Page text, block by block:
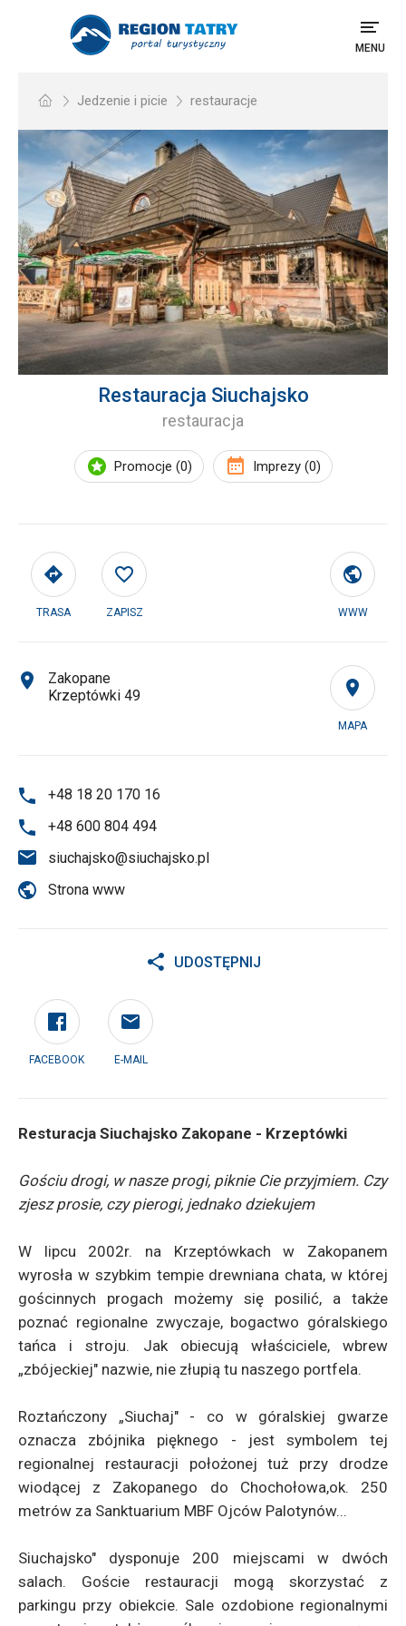
MENU
Jedzenie i picie restauracje
Restauracja Siuchajsko
restauracja
Promocje (0) Imprezy (0)
TRASA ZAPISZ WWW
MAPA
Zakopane
Krzeptówki 49
+48 18 20 170 16
+48 600 804 494
siuchajsko@siuchajsko.pl
Strona www
UDOSTĘPNIJ
FACEBOOK E-MAIL
Resturacja Siuchajsko Zakopane - Krzeptówki
Gościu drogi, w nasze progi, piknie Cie przyjmiem. Czy
zjesz prosie, czy pierogi, jednako dziekujem
W lipcu 2002r. na Krzeptówkach w Zakopanem
wyrosła w szybkim tempie drewniana chata, w której
gościnnych progach możemy się posilić, a także
poznać regionalne zwyczaje, bogactwo góralskiego
tańca i stroju. Jak obiecują właściciele, wbrew
„zbójeckiej" nazwie, nie złupią tu naszego portfela.
Roztańczony „Siuchaj" - co w góralskiej gwarze
oznacza zbójnika pięknego - jest symbolem tej
regionalnej restauracji położonej tuż przy drodze
wiodącej z Zakopanego do Chochołowa,ok. 250
metrów za Sanktuarium MBF Ojców Palotynów...
Siuchajsko" dysponuje 200 miejscami w dwóch
salach. Goście restauracji mogą skorzystać z
parkingu przy obiekcie. Sale ozdobione regionalnymi